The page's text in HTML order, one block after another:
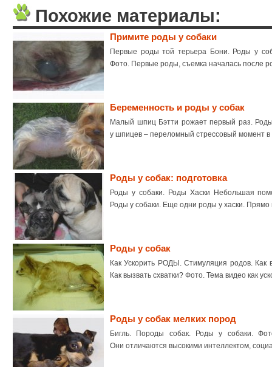
Похожие материалы:
Примите роды у собаки
Первые роды той терьера Бони. Роды у
Фото. Первые роды, съемка началась после
Беременность и роды у собак
Малый шпиц Бэтти рожает первый раз.
у шпицев – переломный стрессовый момент
Роды у собак: подготовка
Роды у собаки. Роды Хаски Небольшая
Роды у собаки. Еще одни роды у хаски. Прямо
Роды у собак
Как Ускорить РОДЫ. Стимуляция родов. Как
Как вызвать схватки? Фото. Тема видео как
Роды у собак мелких пород
Бигль. Породы собак. Роды у собаки.
Они отличаются высокими интеллектом,